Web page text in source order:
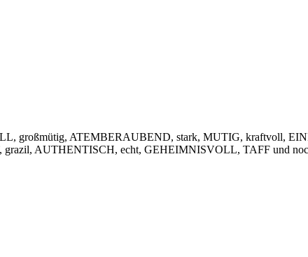
großmütig, ATEMBERAUBEND, stark, MUTIG, kraftvoll,
AUTHENTISCH, echt, GEHEIMNISVOLL, TAFF und